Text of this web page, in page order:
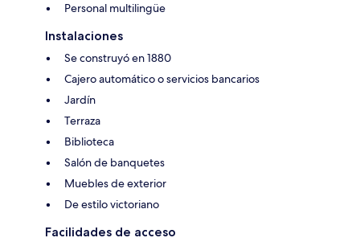
Personal multilingüe
Instalaciones
Se construyó en 1880
Cajero automático o servicios bancarios
Jardín
Terraza
Biblioteca
Salón de banquetes
Muebles de exterior
De estilo victoriano
Facilidades de acceso